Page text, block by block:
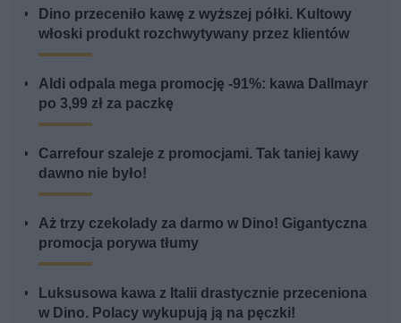
Dino przeceniło kawę z wyższej półki. Kultowy
włoski produkt rozchwytywany przez klientów
Aldi odpala mega promocję -91%: kawa Dallmayr
po 3,99 zł za paczkę
Carrefour szaleje z promocjami. Tak taniej kawy
dawno nie było!
Aż trzy czekolady za darmo w Dino! Gigantyczna
promocja porywa tłumy
Luksusowa kawa z Italii drastycznie przeceniona
w Dino. Polacy wykupują ją na pęczki!